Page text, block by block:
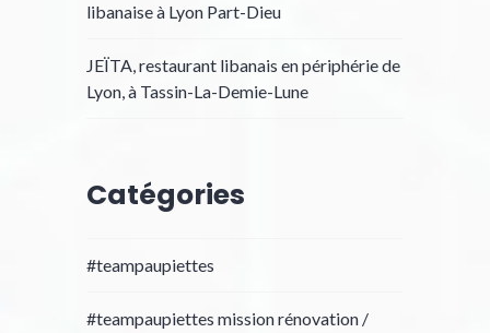
libanaise à Lyon Part-Dieu
JEÏTA, restaurant libanais en périphérie de
Lyon, à Tassin-La-Demie-Lune
Catégories
#teampaupiettes
#teampaupiettes mission rénovation /